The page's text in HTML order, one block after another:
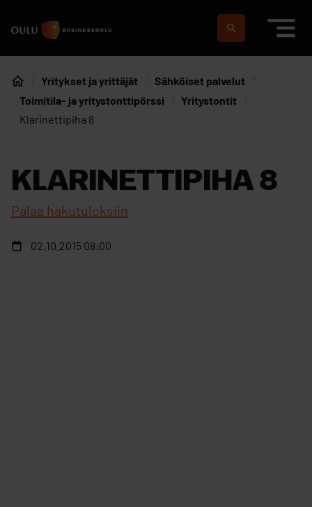
Etusivulle
Suomeksi
In english
Etusivu
Yritykset ja yrittäjät
Sähköiset palvelut
Toimitila- ja yritystonttipörssi
Yritystontit
Klarinettipiha 8
KLARINETTIPIHA 8
Palaa hakutuloksiin
02.10.2015 08:00